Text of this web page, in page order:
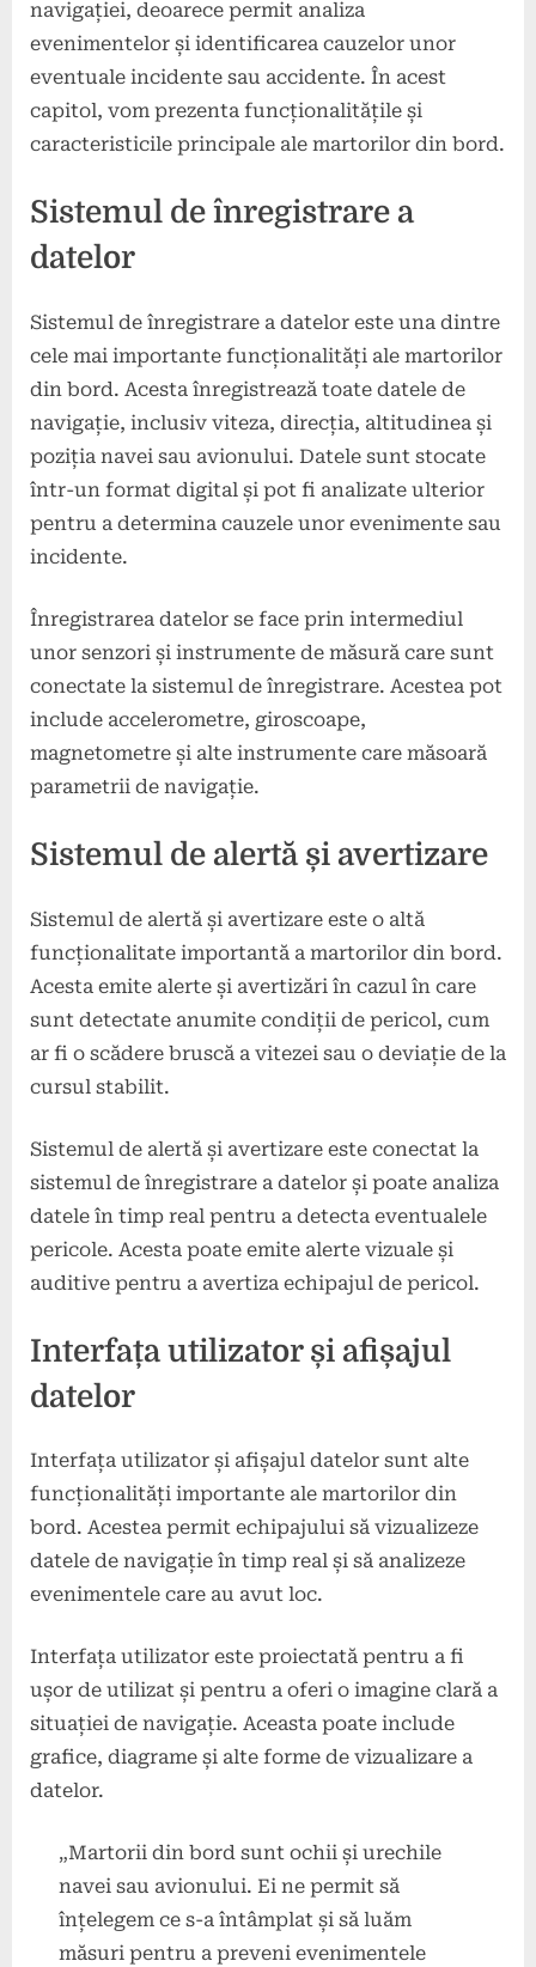
navigației, deoarece permit analiza
evenimentelor și identificarea cauzelor unor
eventuale incidente sau accidente. În acest
capitol, vom prezenta funcționalitățile și
caracteristicile principale ale martorilor din bord.
Sistemul de înregistrare a
datelor
Sistemul de înregistrare a datelor este una dintre
cele mai importante funcționalități ale martorilor
din bord. Acesta înregistrează toate datele de
navigație, inclusiv viteza, direcția, altitudinea și
poziția navei sau avionului. Datele sunt stocate
într-un format digital și pot fi analizate ulterior
pentru a determina cauzele unor evenimente sau
incidente.
Înregistrarea datelor se face prin intermediul
unor senzori și instrumente de măsură care sunt
conectate la sistemul de înregistrare. Acestea pot
include accelerometre, giroscoape,
magnetometre și alte instrumente care măsoară
parametrii de navigație.
Sistemul de alertă și avertizare
Sistemul de alertă și avertizare este o altă
funcționalitate importantă a martorilor din bord.
Acesta emite alerte și avertizări în cazul în care
sunt detectate anumite condiții de pericol, cum
ar fi o scădere bruscă a vitezei sau o deviație de la
cursul stabilit.
Sistemul de alertă și avertizare este conectat la
sistemul de înregistrare a datelor și poate analiza
datele în timp real pentru a detecta eventualele
pericole. Acesta poate emite alerte vizuale și
auditive pentru a avertiza echipajul de pericol.
Interfața utilizator și afișajul
datelor
Interfața utilizator și afișajul datelor sunt alte
funcționalități importante ale martorilor din
bord. Acestea permit echipajului să vizualizeze
datele de navigație în timp real și să analizeze
evenimentele care au avut loc.
Interfața utilizator este proiectată pentru a fi
ușor de utilizat și pentru a oferi o imagine clară a
situației de navigație. Aceasta poate include
grafice, diagrame și alte forme de vizualizare a
datelor.
„Martorii din bord sunt ochii și urechile
navei sau avionului. Ei ne permit să
înțelegem ce s-a întâmplat și să luăm
măsuri pentru a preveni evenimentele